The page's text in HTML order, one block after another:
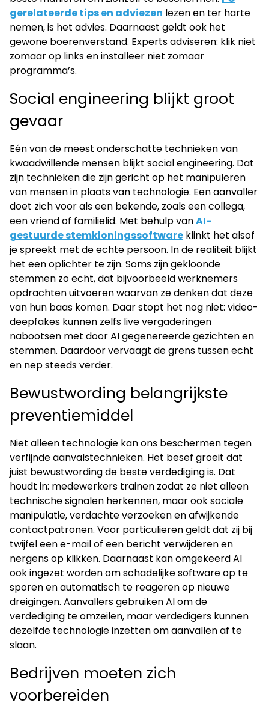
gerelateerde tips en adviezen lezen en ter harte
nemen, is het advies. Daarnaast geldt ook het
gewone boerenverstand. Experts adviseren: klik niet
zomaar op links en installeer niet zomaar
programma’s.
Social engineering blijkt groot
gevaar
Eén van de meest onderschatte technieken van
kwaadwillende mensen blijkt social engineering. Dat
zijn technieken die zijn gericht op het manipuleren
van mensen in plaats van technologie. Een aanvaller
doet zich voor als een bekende, zoals een collega,
een vriend of familielid. Met behulp vanAI-
gestuurde stemkloningssoftware klinkt het alsof
je spreekt met de echte persoon. In de realiteit blijkt
het een oplichter te zijn. Soms zijn gekloonde
stemmen zo echt, dat bijvoorbeeld werknemers
opdrachten uitvoeren waarvan ze denken dat deze
van hun baas komen. Daar stopt het nog niet: video-
deepfakes kunnen zelfs live vergaderingen
nabootsen met door AI gegenereerde gezichten en
stemmen. Daardoor vervaagt de grens tussen echt
en nep steeds verder.
Bewustwording belangrijkste
preventiemiddel
Niet alleen technologie kan ons beschermen tegen
verfijnde aanvalstechnieken. Het besef groeit dat
juist bewustwording de beste verdediging is. Dat
houdt in: medewerkers trainen zodat ze niet alleen
technische signalen herkennen, maar ook sociale
manipulatie, verdachte verzoeken en afwijkende
contactpatronen. Voor particulieren geldt dat zij bij
twijfel een e-mail of een bericht verwijderen en
nergens op klikken. Daarnaast kan omgekeerd AI
ook ingezet worden om schadelijke software op te
sporen en automatisch te reageren op nieuwe
dreigingen. Aanvallers gebruiken AI om de
verdediging te omzeilen, maar verdedigers kunnen
dezelfde technologie inzetten om aanvallen af te
slaan.
Bedrijven moeten zich
voorbereiden